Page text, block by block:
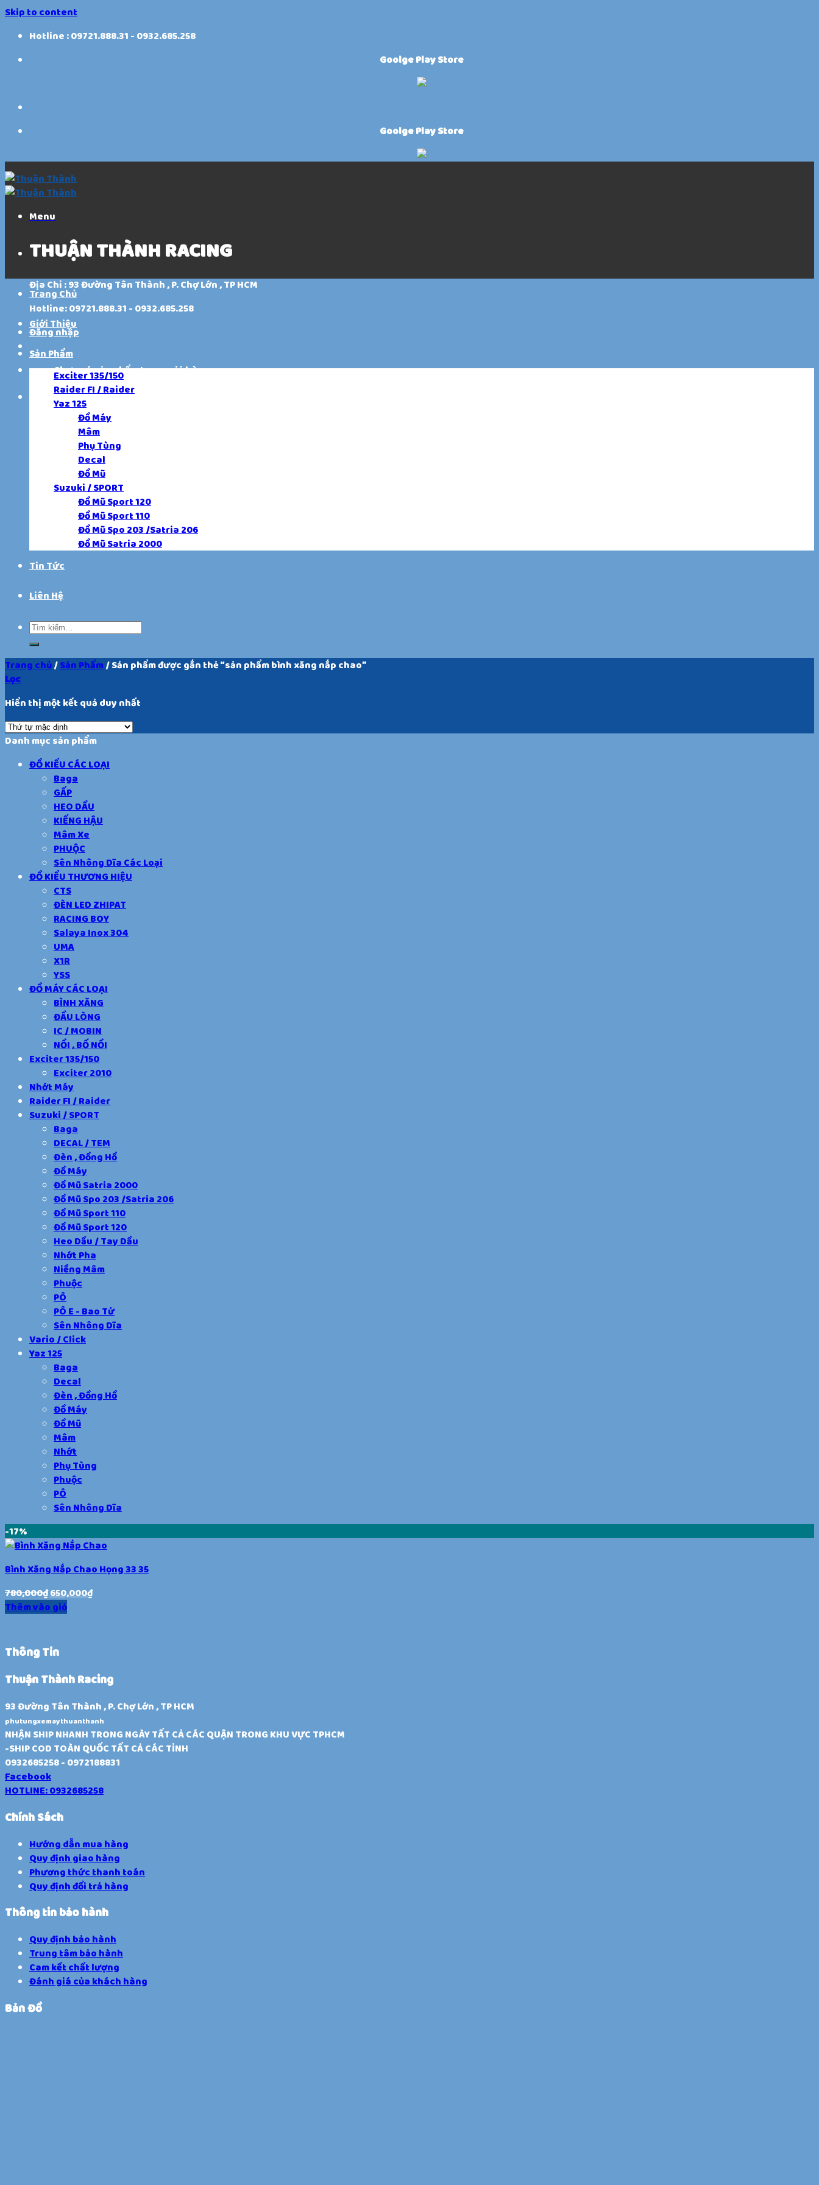
Skip to content
Hotline : 09721.888.31 - 0932.685.258
Goolge Play Store
Goolge Play Store
Menu
THUẬN THÀNH RACING
Địa Chỉ : 93 Đường Tân Thành , P. Chợ Lớn , TP HCM
Hotline: 09721.888.31 - 0932.685.258
Đăng nhập
Chưa có sản phẩm trong giỏ hàng.
Giỏ hàng
Chưa có sản phẩm trong giỏ hàng.
Trang Chủ
Giới Thiệu
Sản Phẩm
Exciter 135/150
Raider FI / Raider
Yaz 125
Đồ Máy
Mâm
Phụ Tùng
Decal
Đồ Mũ
Suzuki / SPORT
Đồ Mũ Sport 120
Đồ Mũ Sport 110
Đồ Mũ Spo 203 /Satria 206
Đồ Mũ Satria 2000
Tin Tức
Liên Hệ
Trang chủ/Sản Phẩm /Sản phẩm được gắn thẻ “sản phẩm bình xăng nắp chao”
Lọc
Hiển thị một kết quả duy nhất
Danh mục sản phẩm
ĐỒ KIỂU CÁC LOẠI
Baga
GẤP
HEO DẦU
KIẾNG HẬU
Mâm Xe
PHUỘC
Sên Nhông Dĩa Các Loại
ĐỒ KIỂU THƯƠNG HIỆU
CTS
ĐÈN LED ZHIPAT
RACING BOY
Salaya Inox 304
UMA
X1R
YSS
ĐỒ MÁY CÁC LOẠI
BÌNH XĂNG
ĐẦU LÒNG
IC / MOBIN
NỒI , BỐ NỒI
Exciter 135/150
Exciter 2010
Nhớt Máy
Raider FI / Raider
Suzuki / SPORT
Baga
DECAL / TEM
Đèn , Đồng Hồ
Đồ Máy
Đồ Mũ Satria 2000
Đồ Mũ Spo 203 /Satria 206
Đồ Mũ Sport 110
Đồ Mũ Sport 120
Heo Dầu / Tay Dầu
Nhớt Pha
Niềng Mâm
Phuộc
PÔ
PÔ E - Bao Tử
Sên Nhông Dĩa
Vario / Click
Yaz 125
Baga
Decal
Đèn , Đồng Hồ
Đồ Máy
Đồ Mũ
Mâm
Nhớt
Phụ Tùng
Phuộc
PÔ
Sên Nhông Dĩa
-17%
Bình Xăng Nắp Chao Họng 33 35
780,000₫650,000₫
Thêm vào giỏ
Thông Tin
Thuận Thành Racing
93 Đường Tân Thành , P. Chợ Lớn , TP HCM
phutungxemaythuanthanh
NHẬN SHIP NHANH TRONG NGÀY TẤT CẢ CÁC QUẬN TRONG KHU VỰC TPHCM
-SHIP COD TOÀN QUỐC TẤT CẢ CÁC TỈNH
0932685258 - 0972188831
Facebook
HOTLINE: 0932685258
Chính Sách
Hướng dẫn mua hàng
Quy định giao hàng
Phương thức thanh toán
Quy định đổi trả hàng
Thông tin bảo hành
Quy định bảo hành
Trung tâm bảo hành
Cam kết chất lượng
Đánh giá của khách hàng
Bản Đồ